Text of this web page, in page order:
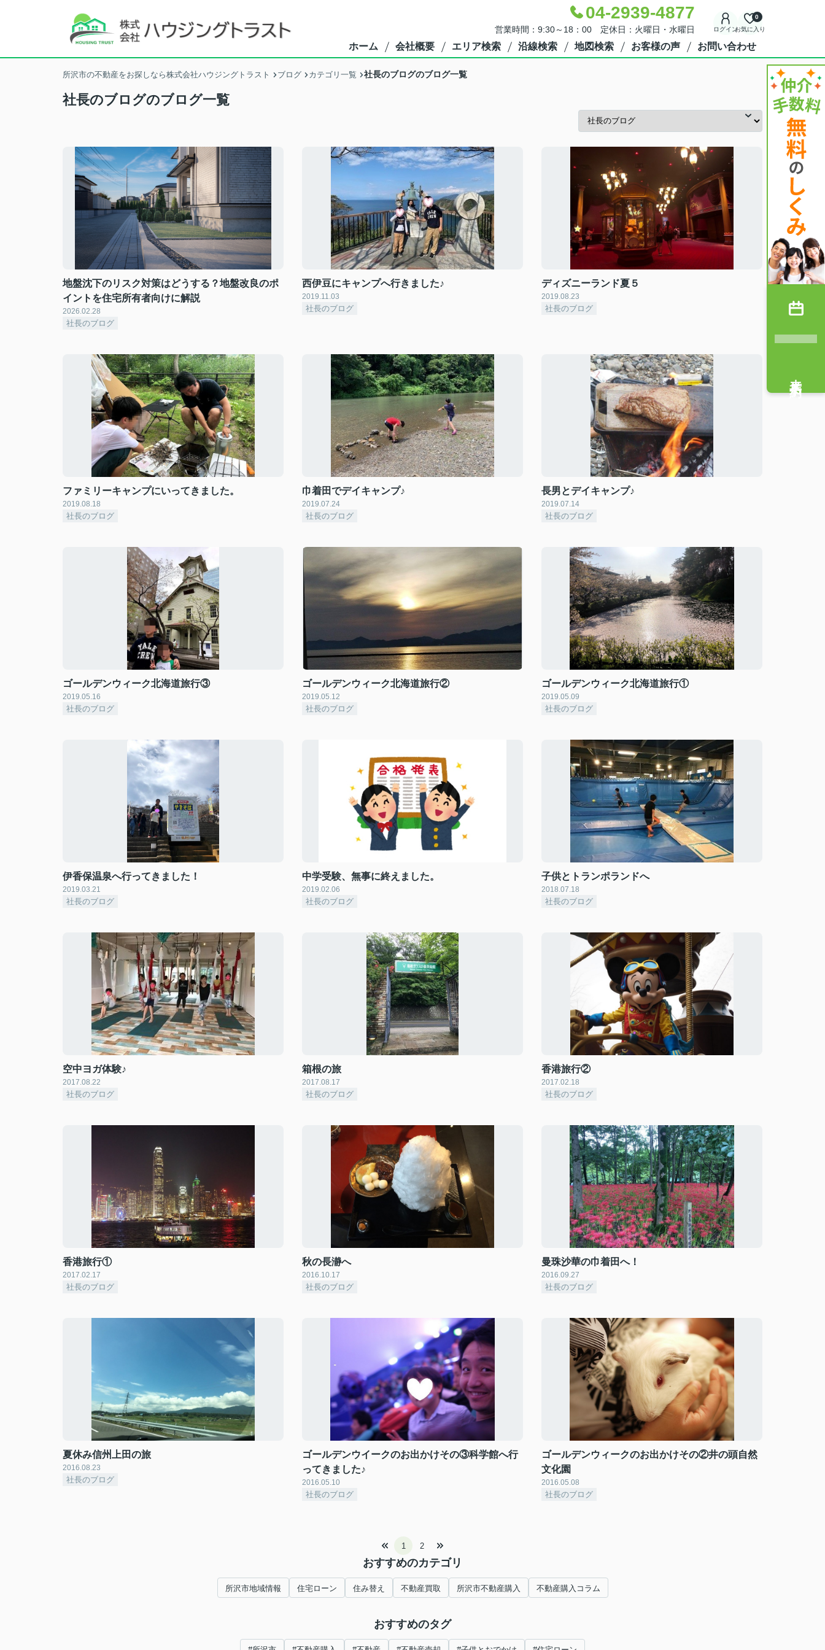
04-2939-4877
営業時間：9:30～18：00 定休日：火曜日・水曜日 ログインお気に入り
0
ホーム 会社概要 エリア検索 沿線検索 地図検索 お客様の声 お問い合わせ
所沢市の不動産をお探しなら株式会社ハウジングトラスト ブログ カテゴリ一覧 社長のブログのブログ一覧
社長のブログのブログ一覧
地盤沈下のリスク対策はどうする？地盤改良のポ
イントを住宅所有者向けに解説
2026.02.28
社長のブログ
西伊豆にキャンプへ行きました♪
2019.11.03
社長のブログ
ディズニーランド夏５
2019.08.23
社長のブログ
ファミリーキャンプにいってきました。
2019.08.18
社長のブログ
巾着田でデイキャンプ♪
2019.07.24
社長のブログ
長男とデイキャンプ♪
2019.07.14
社長のブログ
ゴールデンウィーク北海道旅行③
2019.05.16
社長のブログ
ゴールデンウィーク北海道旅行②
2019.05.12
社長のブログ
ゴールデンウィーク北海道旅行①
2019.05.09
社長のブログ
伊香保温泉へ行ってきました！
2019.03.21
社長のブログ
中学受験、無事に終えました。
2019.02.06
社長のブログ
子供とトランポランドへ
2018.07.18
社長のブログ
空中ヨガ体験♪
2017.08.22
社長のブログ
箱根の旅
2017.08.17
社長のブログ
香港旅行②
2017.02.18
社長のブログ
香港旅行①
2017.02.17
社長のブログ
秋の長瀞へ
2016.10.17
社長のブログ
曼珠沙華の巾着田へ！
2016.09.27
社長のブログ
夏休み信州上田の旅
2016.08.23
社長のブログ
ゴールデンウイークのお出かけその③科学館へ行
ってきました♪
2016.05.10
社長のブログ
ゴールデンウィークのお出かけその②井の頭自然
文化園
2016.05.08
社長のブログ
1 2
おすすめのカテゴリ
所沢市地域情報 住宅ローン 住み替え 不動産買取 所沢市不動産購入 不動産購入コラム
おすすめのタグ